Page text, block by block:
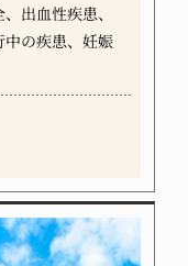
出血性疾患、
の疾患、妊娠